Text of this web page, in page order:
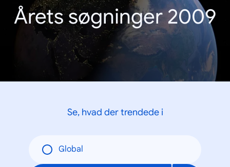
Årets søgninger 2009
Se, hvad der trendede i
Global